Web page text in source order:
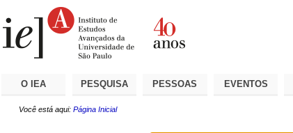
O IEA PESQUISA PESSOAS EVENTOS
Você está aqui: Página Inicial